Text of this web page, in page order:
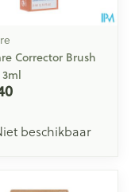
Corrector Brush
beschikbaar